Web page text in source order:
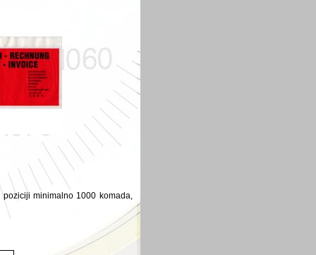
minimalno 1000 komada,